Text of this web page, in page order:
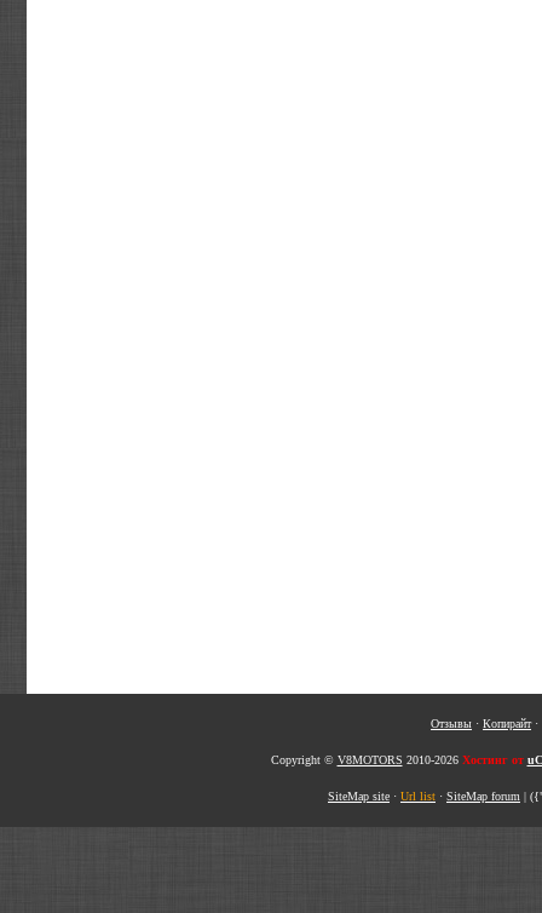
Отзывы · Копирайт·
Copyright © V8MOTORS 2010-2026 Хостинг от
SiteMap site · Url list · SiteMap forum |